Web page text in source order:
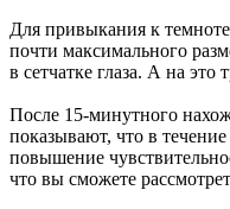
Для привыкания к темноте
почти максимального
в сетчатке глаза. А на это
После 15-минутного
показывают, что в
повышение
что вы сможете